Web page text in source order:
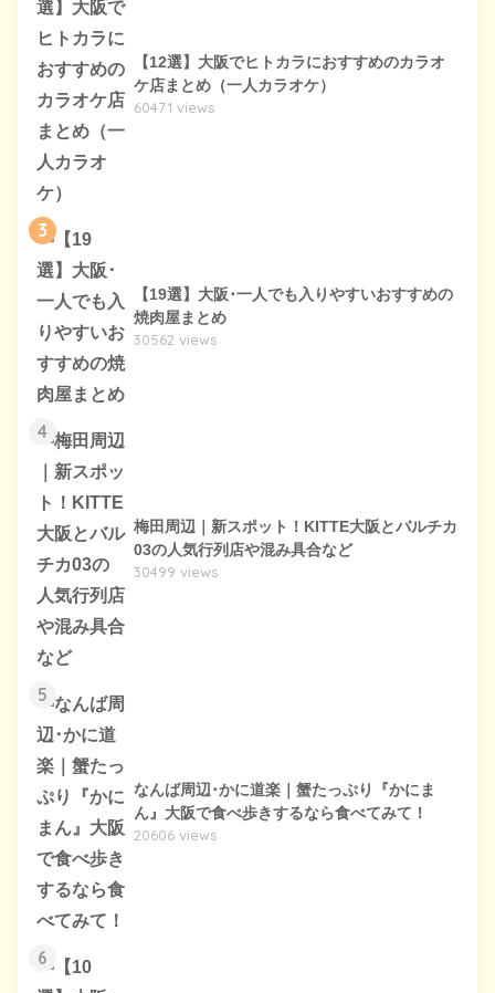
【12選】大阪でヒトカラにおすすめのカラオ
ケ店まとめ（一人カラオケ）
60471 views
3
【19選】大阪･一人でも入りやすいおすすめの
焼肉屋まとめ
30562 views
4
梅田周辺｜新スポット！KITTE大阪とバルチカ
03の人気行列店や混み具合など
30499 views
5
なんば周辺･かに道楽｜蟹たっぷり『かにま
ん』大阪で食べ歩きするなら食べてみて！
20606 views
6